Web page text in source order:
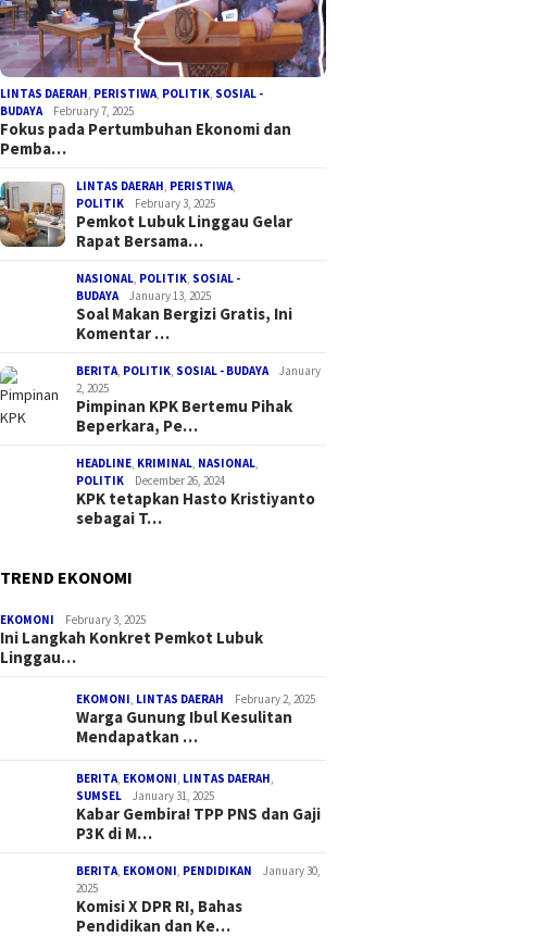
LINTAS DAERAH, PERISTIWA, POLITIK, SOSIAL -
BUDAYA
February 7, 2025
Fokus pada Pertumbuhan Ekonomi dan
Pemba…
LINTAS DAERAH, PERISTIWA,
POLITIK
February 3, 2025
Pemkot Lubuk Linggau Gelar
Rapat Bersama…
NASIONAL, POLITIK, SOSIAL -
BUDAYA
January 13, 2025
Soal Makan Bergizi Gratis, Ini
Komentar …
BERITA, POLITIK, SOSIAL - BUDAYA
January
2, 2025
Pimpinan KPK Bertemu Pihak
Beperkara, Pe…
HEADLINE, KRIMINAL, NASIONAL,
POLITIK
December 26, 2024
KPK tetapkan Hasto Kristiyanto
sebagai T…
TREND EKONOMI
EKOMONI February 3, 2025
Ini Langkah Konkret Pemkot Lubuk
Linggau…
EKOMONI, LINTAS DAERAH February 2, 2025
Warga Gunung Ibul Kesulitan
Mendapatkan …
BERITA, EKOMONI, LINTAS DAERAH,
SUMSEL
January 31, 2025
Kabar Gembira! TPP PNS dan Gaji
P3K di M…
BERITA, EKOMONI, PENDIDIKAN
January 30,
2025
Komisi X DPR RI, Bahas
Pendidikan dan Ke…